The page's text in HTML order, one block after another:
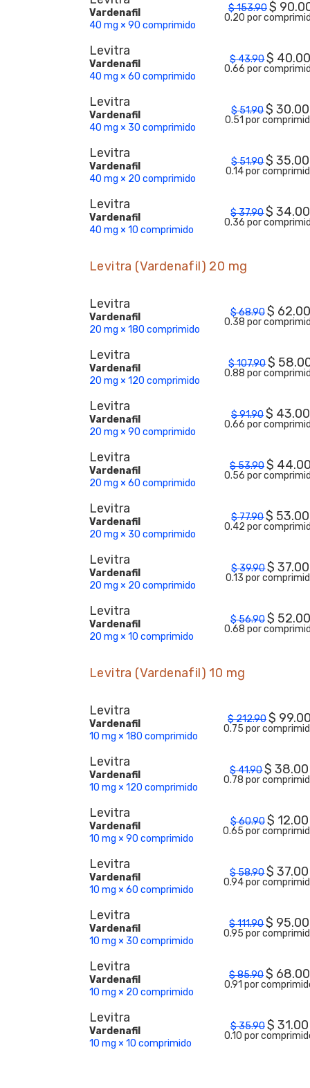
Vardenafil
40 mg × 90 comprimido
$153.90$
0.20 por
Levitra
Vardenafil
40 mg × 60 comprimido
$43.90$
0.66 por
Levitra
Vardenafil
40 mg × 30 comprimido
$51.90$ 30.00
0.51 por
Levitra
Vardenafil
40 mg × 20 comprimido
$51.90$ 35.00
0.14 por
Levitra
Vardenafil
40 mg × 10 comprimido
$37.90$ 34.00
0.36 por
Levitra (Vardenafil) 20 mg
Levitra
Vardenafil
20 mg × 180 comprimido
$68.90$ 62.00
0.38 por
Levitra
Vardenafil
20 mg × 120 comprimido
$107.90$
0.88 por
Levitra
Vardenafil
20 mg × 90 comprimido
$91.90$ 43.00
0.66 por
Levitra
Vardenafil
20 mg × 60 comprimido
$53.90$
0.56 por
Levitra
Vardenafil
20 mg × 30 comprimido
$77.90$ 53.00
0.42 por
Levitra
Vardenafil
20 mg × 20 comprimido
$39.90$ 37.00
0.13 por
Levitra
Vardenafil
20 mg × 10 comprimido
$56.90$ 52.00
0.68 por
Levitra (Vardenafil) 10 mg
Levitra
Vardenafil
10 mg × 180 comprimido
$212.90$
0.75 por
Levitra
Vardenafil
10 mg × 120 comprimido
$41.90$ 38.00
0.78 por
Levitra
Vardenafil
10 mg × 90 comprimido
$60.90$ 12.00
0.65 por
Levitra
Vardenafil
10 mg × 60 comprimido
$58.90$ 37.00
0.94 por
Levitra
Vardenafil
10 mg × 30 comprimido
$111.90$ 95.00
0.95 por
Levitra
Vardenafil
10 mg × 20 comprimido
$85.90$ 68.00
0.91 por
Levitra
Vardenafil
10 mg × 10 comprimido
$35.90$ 31.00
0.10 por